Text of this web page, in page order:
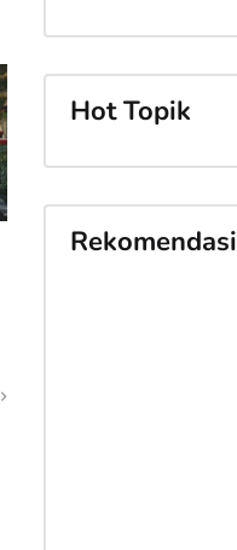
Hot Topik
Rekomendasi